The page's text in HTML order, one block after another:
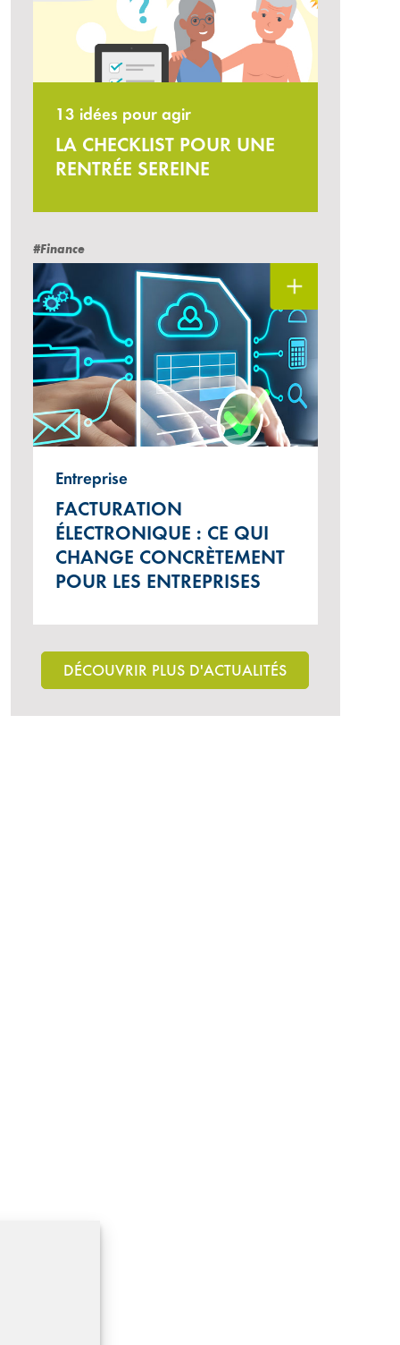
13 idées pour agir
LA CHECKLIST POUR UNE
RENTRÉE SEREINE
#Finance
Entreprise
FACTURATION
ÉLECTRONIQUE : CE QUI
CHANGE CONCRÈTEMENT
POUR LES ENTREPRISES
DÉCOUVRIR PLUS D'ACTUALITÉS